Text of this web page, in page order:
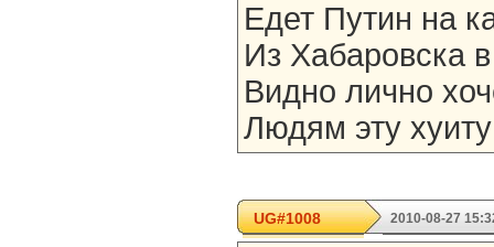
Едет Путин на
Из Хабаровска
Видно лично
Людям эту хуиту
UG#1008 2010-08-27